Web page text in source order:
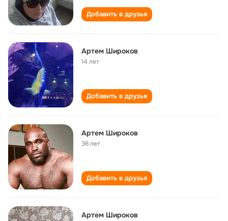
Добавить в друзья
Артем Широков
14 лет
Добавить в друзья
Артем Широков
36 лет
Добавить в друзья
Артем Широков